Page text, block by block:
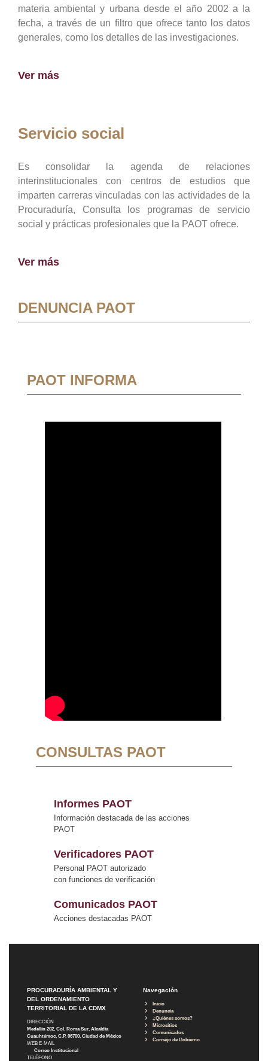
materia ambiental y urbana desde el año 2002 a la
fecha, a través de un filtro que ofrece tanto los datos
generales, como los detalles de las investigaciones.
Ver más
Servicio social
Es consolidar la agenda de relaciones
interinstitucionales con centros de estudios que
imparten carreras vinculadas con las actividades de la
Procuraduría, Consulta los programas de servicio
social y prácticas profesionales que la PAOT ofrece.
Ver más
DENUNCIA PAOT
PAOT INFORMA
CONSULTAS PAOT
Informes PAOT
Información destacada de las acciones
PAOT
Verificadores PAOT
Personal PAOT autorizado
con funciones de verificación
Comunicados PAOT
Acciones destacadas PAOT
PROCURADURÍA AMBIENTAL Y
DEL ORDENAMIENTO
TERRITORIAL DE LA CDMX
DIRECCIÓN
Medellín 202, Col. Roma Sur, Alcaldía
Cuauhtémoc, C.P. 06700, Ciudad de México
WEB E-MAIL
Correo Institucional
TELÉFONO
Navegación
Inicio
Denuncia
¿Quiénes somos?
Micrositios
Comunicados
Consejo de Gobierno